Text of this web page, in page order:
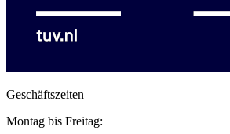
Geschäftszeiten
Montag bis Freitag: